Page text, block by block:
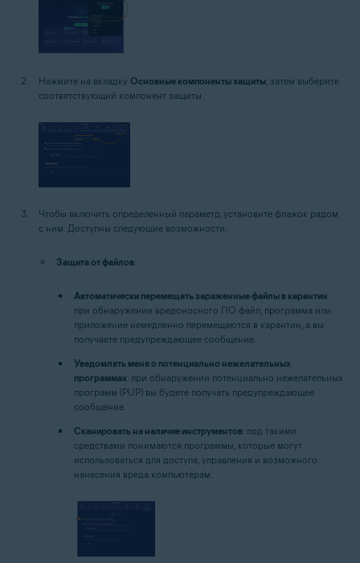
Нажмите на вкладку Основные компоненты защиты , затем выберите
соответствующий компонент защиты.
Чтобы включить определенный параметр, установите флажок рядом
с ним. Доступны следующие возможности:
Защита от файлов:
Автоматически перемещать зараженные файлы в карантин:
при обнаружении вредоносного ПО файл, программа или
приложение немедленно перемещаются в карантин, а вы
получаете предупреждающее сообщение.
Уведомлять меня о потенциально нежелательных
программах: при обнаружении потенциально нежелательных
программ (PUP) вы будете получать предупреждающее
сообщение.
Сканировать на наличие инструментов: под такими
средствами понимаются программы, которые могут
использоваться для доступа, управления и возможного
нанесения вреда компьютерам.